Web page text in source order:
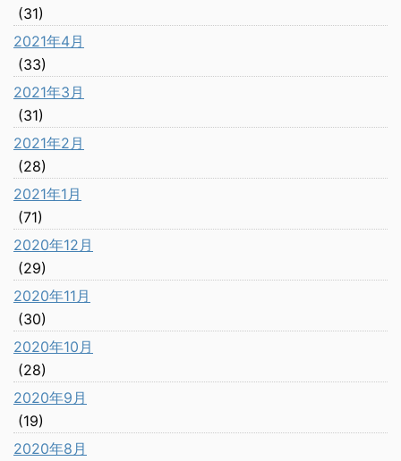
(31)
2021年4月
(33)
2021年3月
(31)
2021年2月
(28)
2021年1月
(71)
2020年12月
(29)
2020年11月
(30)
2020年10月
(28)
2020年9月
(19)
2020年8月